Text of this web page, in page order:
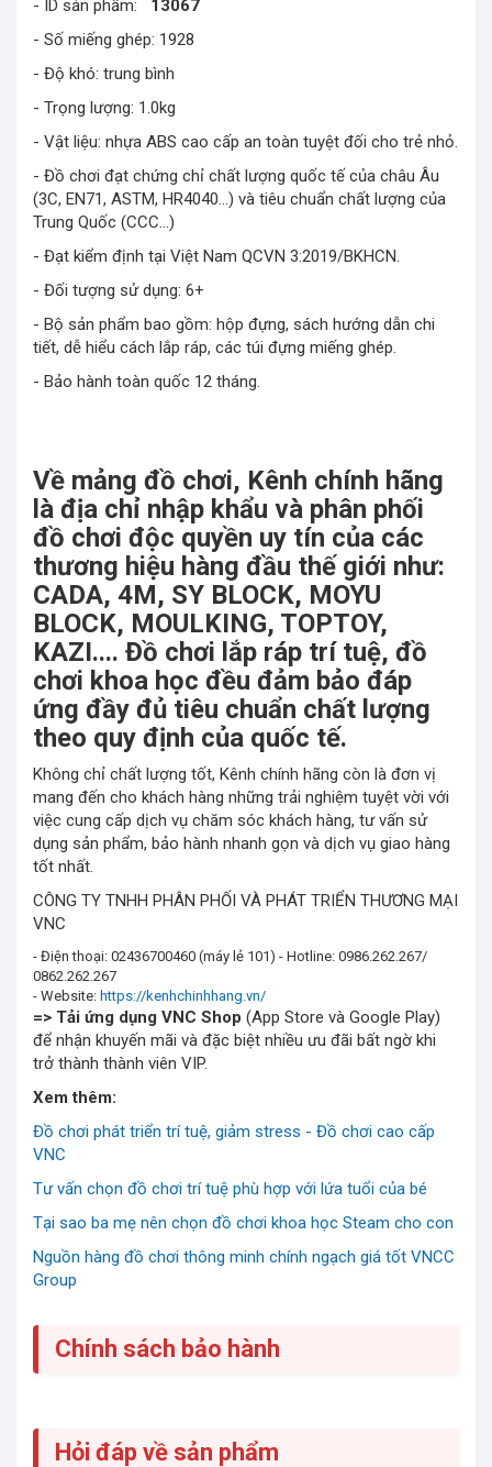
- ID sản phẩm:
13067
- Số miếng ghép: 1928
- Độ khó: trung bình
- Trọng lượng: 1.0kg
- Vật liệu: nhựa ABS cao cấp an toàn tuyệt đối cho trẻ nhỏ.
- Đồ chơi đạt chứng chỉ chất lượng quốc tế của châu Âu
(3C, EN71, ASTM, HR4040…) và tiêu chuẩn chất lượng của
Trung Quốc (CCC…)
- Đạt kiểm định tại Việt Nam QCVN 3:2019/BKHCN.
- Đối tượng sử dụng: 6+
- Bộ sản phẩm bao gồm: hộp đựng, sách hướng dẫn chi
tiết, dễ hiểu cách lắp ráp, các túi đựng miếng ghép.
- Bảo hành toàn quốc 12 tháng.
Về mảng đồ chơi, Kênh chính hãng
là địa chỉ nhập khẩu và phân phối
đồ chơi độc quyền uy tín của các
thương hiệu hàng đầu thế giới như:
CADA, 4M, SY BLOCK, MOYU
BLOCK, MOULKING, TOPTOY,
KAZI.... Đồ chơi lắp ráp trí tuệ, đồ
chơi khoa học đều đảm bảo đáp
ứng đầy đủ tiêu chuẩn chất lượng
theo quy định của quốc tế.
Không chỉ chất lượng tốt, Kênh chính hãng còn là đơn vị
mang đến cho khách hàng những trải nghiệm tuyệt vời với
việc cung cấp dịch vụ chăm sóc khách hàng, tư vấn sử
dụng sản phẩm, bảo hành nhanh gọn và dịch vụ giao hàng
tốt nhất.
CÔNG TY TNHH PHÂN PHỐI VÀ PHÁT TRIỂN THƯƠNG MẠI
VNC
- Điện thoại: 02436700460 (máy lẻ 101) - Hotline: 0986.262.267/
0862.262.267
- Website: https://kenhchinhhang.vn/
=> Tải ứng dụng VNC Shop (App Store và Google Play)
để nhận khuyến mãi và đặc biệt nhiều ưu đãi bất ngờ khi
trở thành thành viên VIP.
Xem thêm:
Đồ chơi phát triển trí tuệ, giảm stress - Đồ chơi cao cấp
VNC
Tư vấn chọn đồ chơi trí tuệ phù hợp với lứa tuổi của bé
Tại sao ba mẹ nên chọn đồ chơi khoa học Steam cho con
Nguồn hàng đồ chơi thông minh chính ngạch giá tốt VNCC
Group
Chính sách bảo hành
Hỏi đáp về sản phẩm